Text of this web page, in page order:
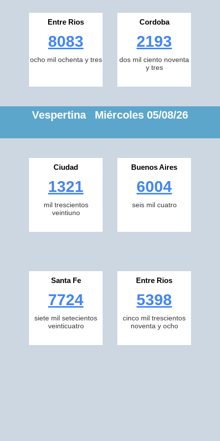
Entre Rios
8083
ocho mil ochenta y tres
Cordoba
2193
dos mil ciento noventa
y tres
Vespertina Miércoles 05/08/26
Ciudad
1321
mil trescientos
veintiuno
Buenos Aires
6004
seis mil cuatro
Santa Fe
7724
siete mil setecientos
veinticuatro
Entre Rios
5398
cinco mil trescientos
noventa y ocho